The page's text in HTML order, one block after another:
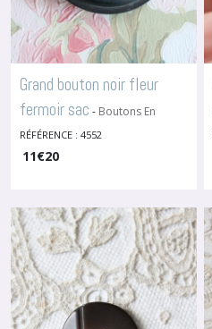
Grand bouton noir fleur
fermoir sac - Boutons En
Celluloïd
RÉFÉRENCE : 4552
11€20